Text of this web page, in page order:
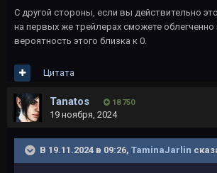
С другой стороны, если вы действительно
на первых же трейлерах сможете облегченно
вероятность этого близка к 0.
Цитата
Tanatos 18 750
19 ноября, 2024
В 19.11.2024 в 09:26, TaminaJarlin